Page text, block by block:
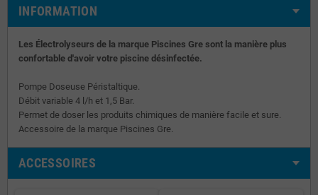
INFORMATION
Les Électrolyseurs de la marque Piscines Gre sont la manière plus
confortable d'avoir votre piscine désinfectée.
Pompe Doseuse Péristaltique.
Débit variable 4 l/h et 1,5 Bar.
Permet de doser les produits chimiques de manière facile et sure.
Accessoire de la marque Piscines Gre.
ACCESSOIRES